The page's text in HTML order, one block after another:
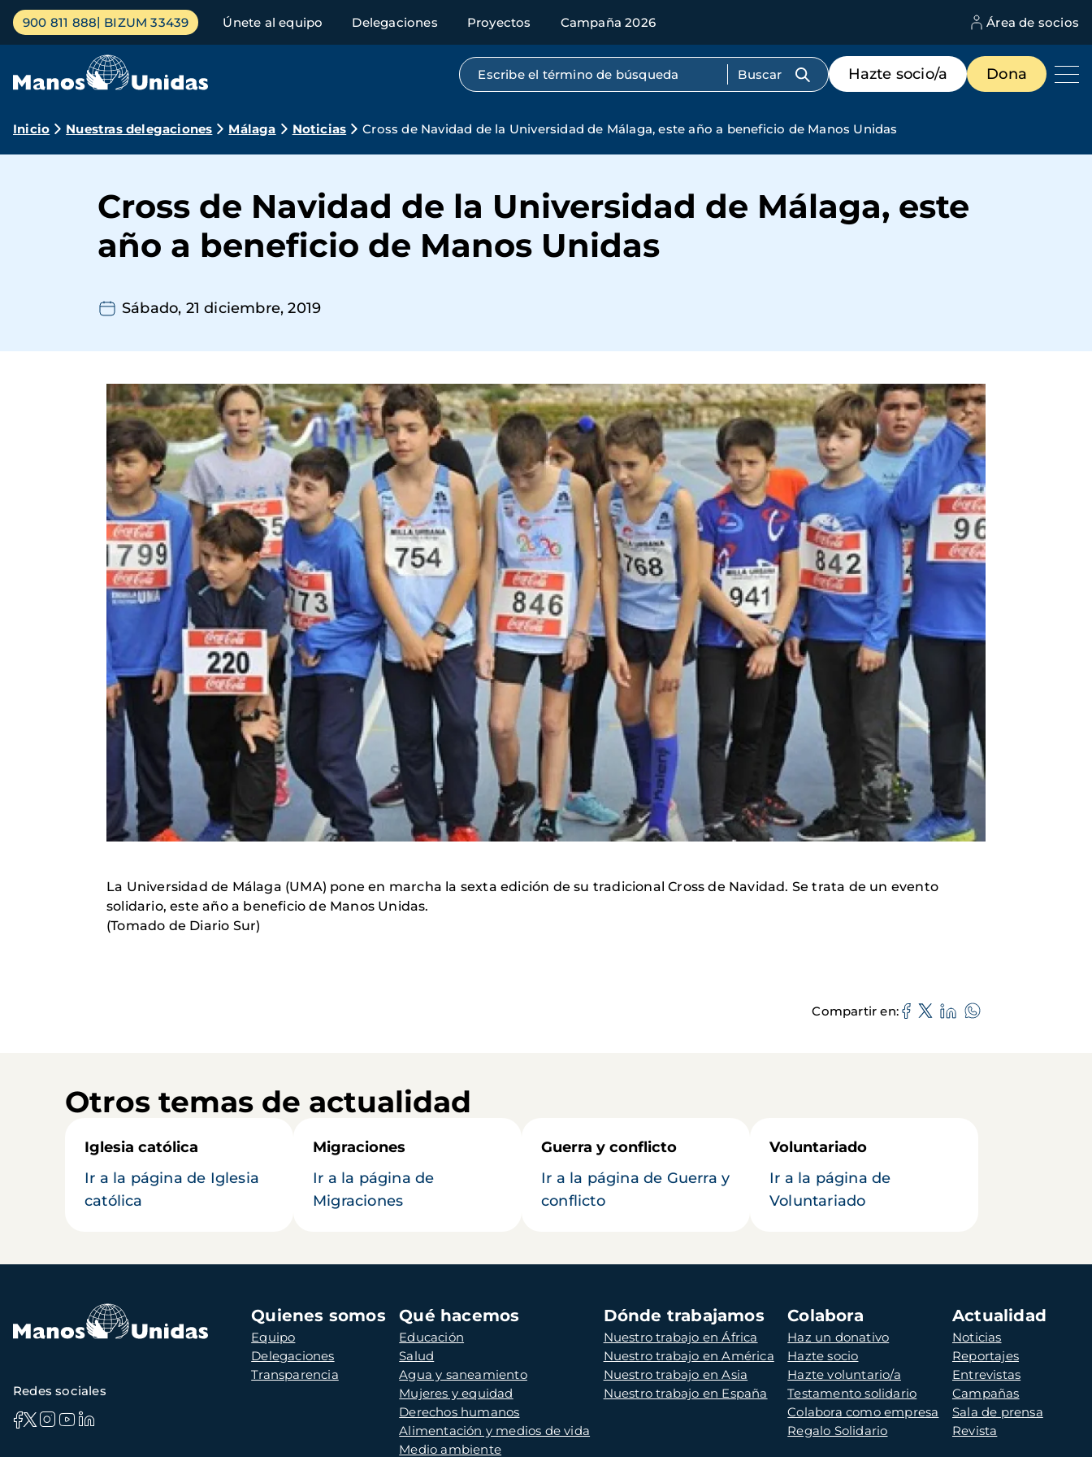
Pasar
contenido
Menú
principal
900 811 888 BIZUM 33439 Únete al equipo Delegaciones Proyectos Campaña 2026 Área de socios
Búsqueda por texto completo
Menú
de
destacados
Hazte socio/a Dona
Ruta
navegación
Inicio Nuestras delegaciones Málaga Noticias Cross de Navidad de la Universidad de Málaga, este año a beneficio de Manos Unidas
Cross de Navidad de la Universidad de Málaga, este
año a beneficio de Manos Unidas
Sábado, 21 diciembre, 2019
La Universidad de Málaga (UMA) pone en marcha la sexta edición de su tradicional Cross de Navidad. Se trata de un evento
solidario, este año a beneficio de Manos Unidas.
(Tomado de Diario Sur)
Compartir en
Otros temas de actualidad
Iglesia católica
Ir a la página de Iglesia
católica
Migraciones
Ir a la página de
Migraciones
Guerra y conflicto
Ir a la página de Guerra y
conflicto
Voluntariado
Ir a la página de
Voluntariado
Navegación
principal
Quienes somos
Equipo
Delegaciones
Transparencia
Qué hacemos
Educación
Salud
Agua y saneamiento
Mujeres y equidad
Derechos humanos
Alimentación y medios de vida
Medio ambiente
Dónde trabajamos
Nuestro trabajo en África
Nuestro trabajo en América
Nuestro trabajo en Asia
Nuestro trabajo en España
Colabora
Haz un donativo
Hazte socio
Hazte voluntario/a
Testamento solidario
Colabora como empresa
Regalo Solidario
Actualidad
Noticias
Reportajes
Entrevistas
Campañas
Sala de prensa
Revista
Redes sociales